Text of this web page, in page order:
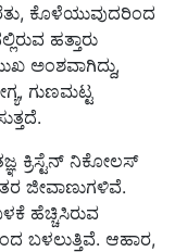
ಕೊಳೆಯುವುದರಿಂದ
ಹತ್ತಾರು
ಅಂಶವಾಗಿದ್ದು,
ಗುಣಮಟ್ಟ
ಕ್ರಿಸ್ಟೆನ್ ನಿಕೋಲಸ್
ಜೀವಾಣುಗಳಿವೆ.
ಹೆಚ್ಚಿಸಿರುವ
ಬಳಲುತ್ತಿವೆ. ಆಹಾರ,